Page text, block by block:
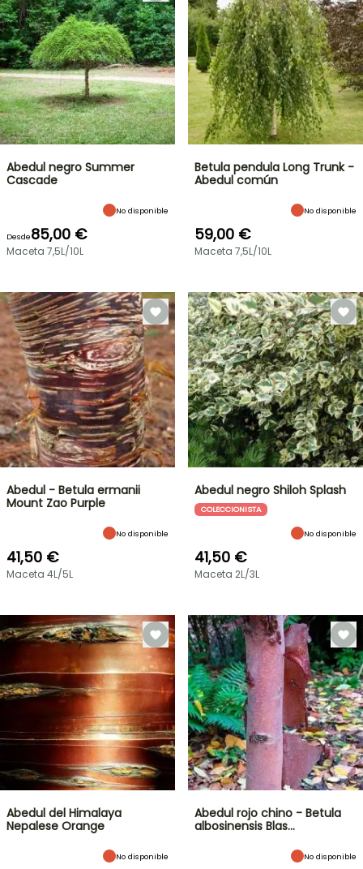
Abedul negro Summer
Cascade
No disponible
Desde85,00 €
Maceta 7,5L/10L
Betula pendula Long Trunk -
Abedul común
No disponible
59,00 €
Maceta 7,5L/10L
Abedul - Betula ermanii
Mount Zao Purple
No disponible
41,50 €
Maceta 4L/5L
Abedul negro Shiloh Splash
COLECCIONISTA
No disponible
41,50 €
Maceta 2L/3L
Abedul del Himalaya
Nepalese Orange
No disponible
Abedul rojo chino - Betula
albosinensis Blas…
No disponible